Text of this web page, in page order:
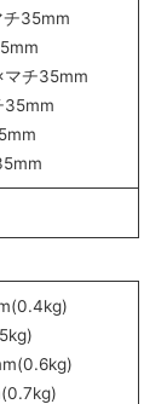
チ35mm
マチ35mm
35mm